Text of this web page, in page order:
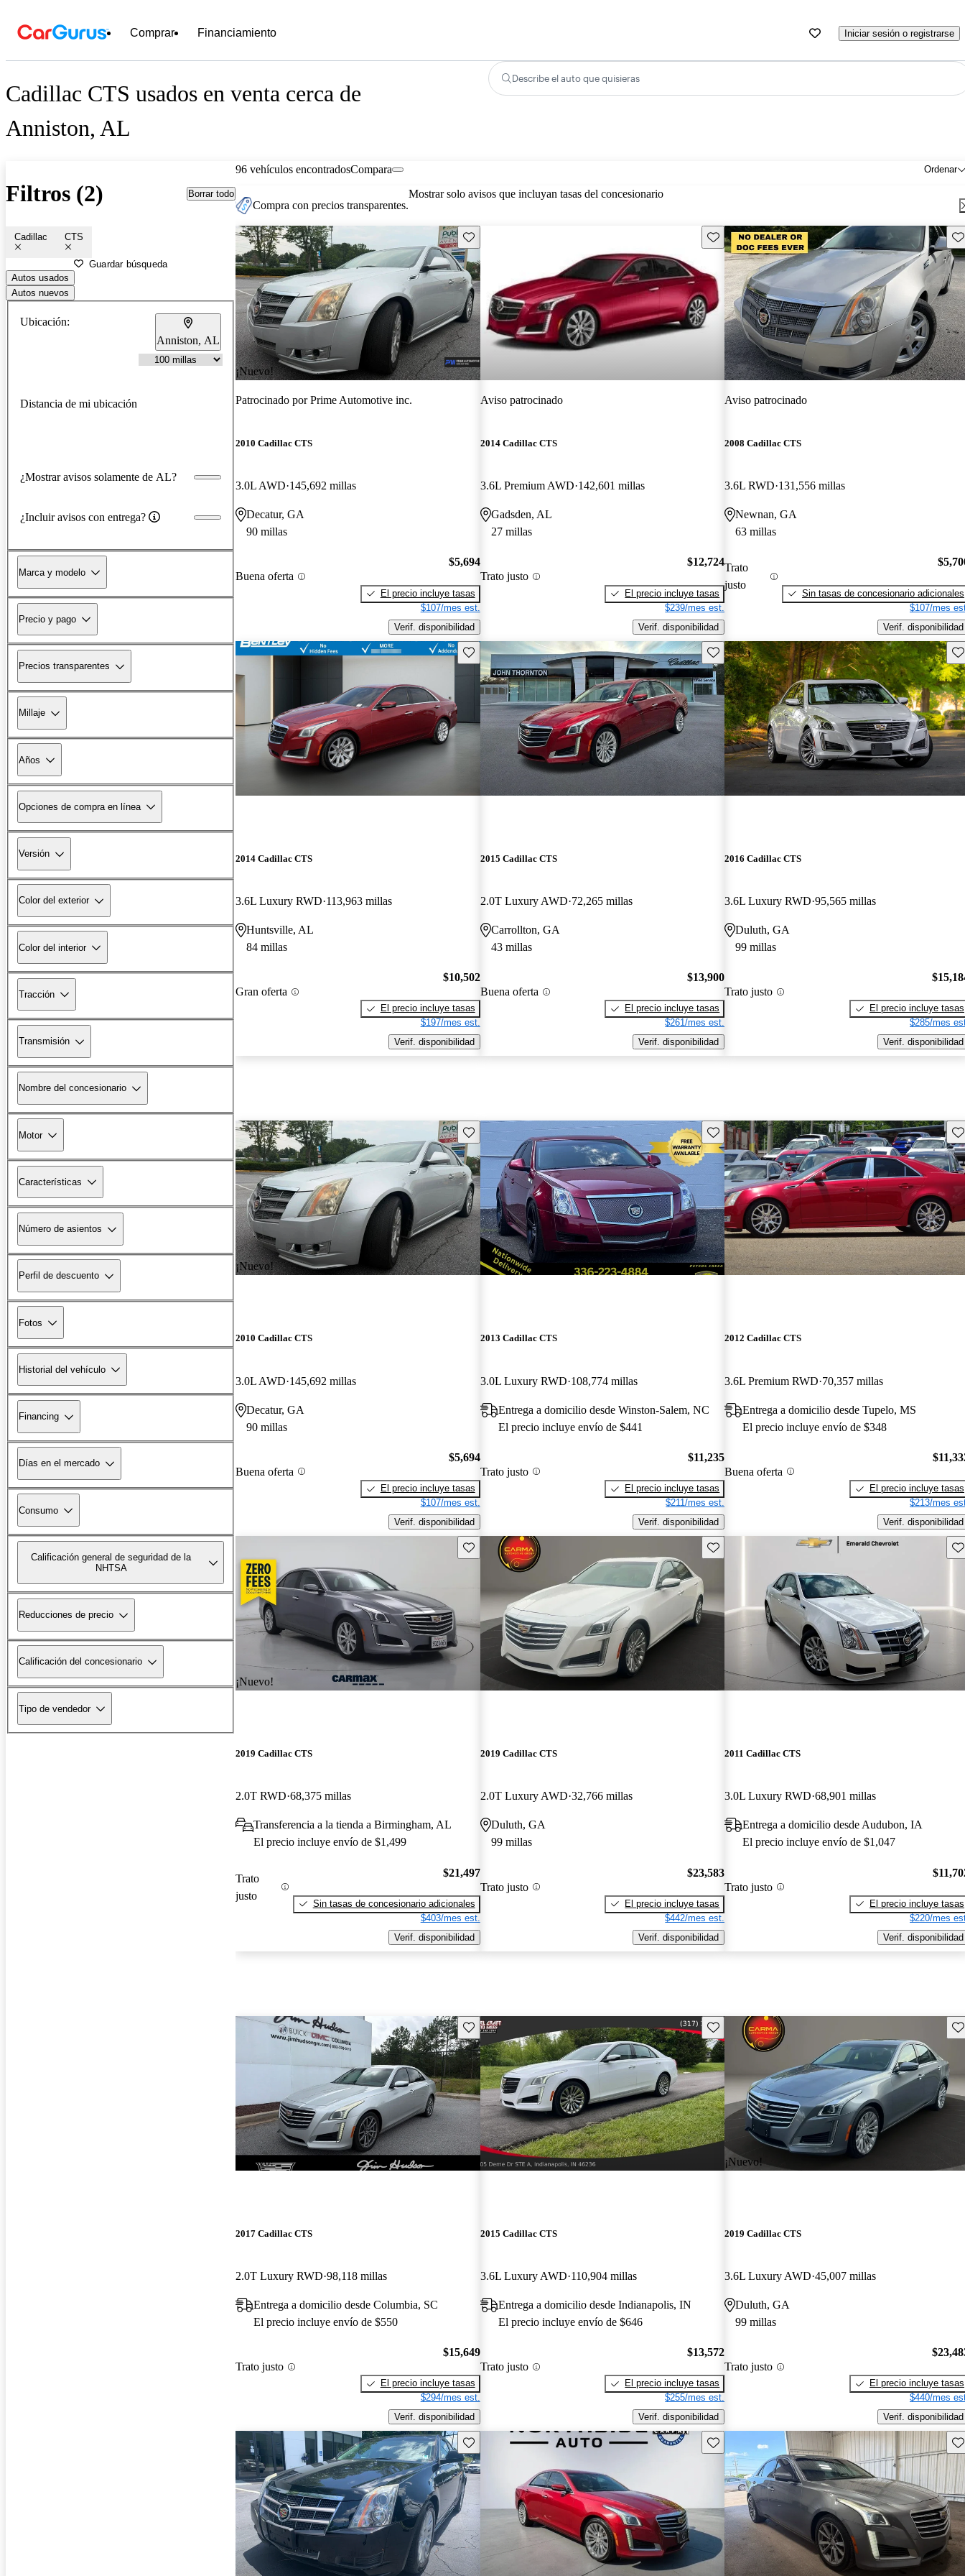
Comprar Financiamiento Iniciar sesión o registrarse
Cadillac CTS usados en venta cerca de
Anniston, AL
Describe el auto que quisieras
Filtros (2) Borrar todo
Cadillac CTS
Guardar búsqueda
Autos usados
Autos nuevos
Ubicación:
Anniston, AL
Distancia de mi ubicación
¿Mostrar avisos solamente de AL?
¿Incluir avisos con entrega?
Marca y modelo
Precio y pago
Precios transparentes
Millaje
Años
Opciones de compra en línea
Versión
Color del exterior
Color del interior
Tracción
Transmisión
Nombre del concesionario
Motor
Características
Número de asientos
Perfil de descuento
Fotos
Historial del vehículo
Financing
Días en el mercado
Consumo
Calificación general de seguridad de la
NHTSA
Reducciones de precio
Calificación del concesionario
Tipo de vendedor
96 vehículos encontrados Ordenar
Compara
Compra con precios transparentes.
Mostrar solo avisos que incluyan tasas del concesionario
¡Nuevo!
Guarda este Aviso
Patrocinado porPrime Automotive inc.
2010 Cadillac CTS
3.0L AWD 145,692 millas
Decatur, GA
90 millas
Buena oferta
$5,694
El precio incluye tasas
$107/mes est.
Verif. disponibilidad
Guarda este Aviso
Aviso patrocinado
2014 Cadillac CTS
3.6L Premium AWD 142,601 millas
Gadsden, AL
27 millas
Trato justo
$12,724
El precio incluye tasas
$239/mes est.
Verif. disponibilidad
Aviso patrocinado
2008 Cadillac CTS
3.6L RWD 131,556 millas
Newnan, GA
63 millas
Trato
justo
Sin tasas de concesionario adicionales
$107/mes
Verif. disponibilidad
Guarda este Aviso
2014 Cadillac CTS
3.6L Luxury RWD 113,963 millas
Huntsville, AL
84 millas
Gran oferta
$10,502
El precio incluye tasas
$197/mes est.
Verif. disponibilidad
Guarda este Aviso
2015 Cadillac CTS
2.0T Luxury AWD 72,265 millas
Carrollton, GA
43 millas
Buena oferta
$13,900
El precio incluye tasas
$261/mes est.
Verif. disponibilidad
2016 Cadillac CTS
3.6L Luxury RWD 95,565 millas
Duluth, GA
99 millas
Trato justo
El precio incluye tasas
$285/mes
Verif. disponibilidad
¡Nuevo!
Guarda este Aviso
2010 Cadillac CTS
3.0L AWD 145,692 millas
Decatur, GA
90 millas
Buena oferta
$5,694
El precio incluye tasas
$107/mes est.
Verif. disponibilidad
Guarda este Aviso
2013 Cadillac CTS
3.0L Luxury RWD 108,774 millas
Entrega a domicilio desde Winston-Salem, NC
El precio incluye envío de $441
Trato justo
$11,235
El precio incluye tasas
$211/mes est.
Verif. disponibilidad
2012 Cadillac CTS
3.6L Premium RWD 70,357 millas
Entrega a domicilio desde Tupelo, MS
El precio incluye envío de $348
Buena oferta
El precio incluye tasas
$213/mes
Verif. disponibilidad
¡Nuevo!
Guarda este Aviso
2019 Cadillac CTS
2.0T RWD 68,375 millas
Transferencia a la tienda a Birmingham, AL
El precio incluye envío de $1,499
Trato
justo
$21,497
Sin tasas de concesionario adicionales
$403/mes est.
Verif. disponibilidad
Guarda este Aviso
2019 Cadillac CTS
2.0T Luxury AWD 32,766 millas
Duluth, GA
99 millas
Trato justo
$23,583
El precio incluye tasas
$442/mes est.
Verif. disponibilidad
2011 Cadillac CTS
3.0L Luxury RWD 68,901 millas
Entrega a domicilio desde Audubon, IA
El precio incluye envío de $1,047
Trato justo
El precio incluye tasas
$220/mes
Verif. disponibilidad
¡Nuevo!
Guarda este Aviso
2017 Cadillac CTS
2.0T Luxury RWD 98,118 millas
Entrega a domicilio desde Columbia, SC
El precio incluye envío de $550
Trato justo
$15,649
El precio incluye tasas
$294/mes est.
Verif. disponibilidad
Guarda este Aviso
2015 Cadillac CTS
3.6L Luxury AWD 110,904 millas
Entrega a domicilio desde Indianapolis, IN
El precio incluye envío de $646
Trato justo
$13,572
El precio incluye tasas
$255/mes est.
Verif. disponibilidad
¡Nuevo!
2019 Cadillac CTS
3.6L Luxury AWD 45,007 millas
Duluth, GA
99 millas
Trato justo
El precio incluye tasas
$440/mes
Verif. disponibilidad
Guarda este Aviso Guarda este Aviso